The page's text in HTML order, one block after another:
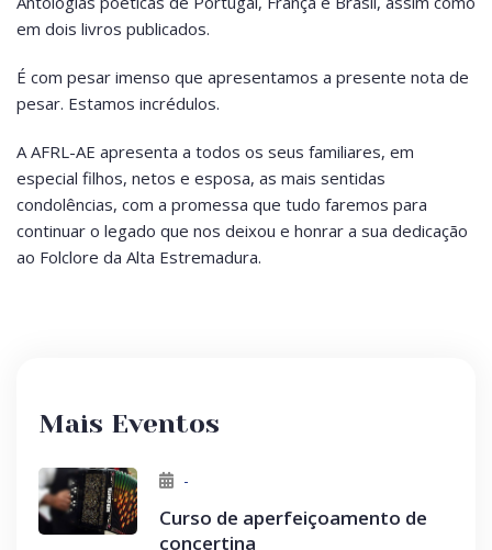
em dois livros publicados.
É com pesar imenso que apresentamos a presente nota de
pesar. Estamos incrédulos.
A AFRL-AE apresenta a todos os seus familiares, em
especial filhos, netos e esposa, as mais sentidas
condolências, com a promessa que tudo faremos para
continuar o legado que nos deixou e honrar a sua dedicação
ao Folclore da Alta Estremadura.
Mais Eventos
-
Curso de aperfeiçoamento de
concertina